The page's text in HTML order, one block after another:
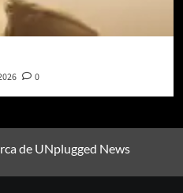
0
de UNplugged News